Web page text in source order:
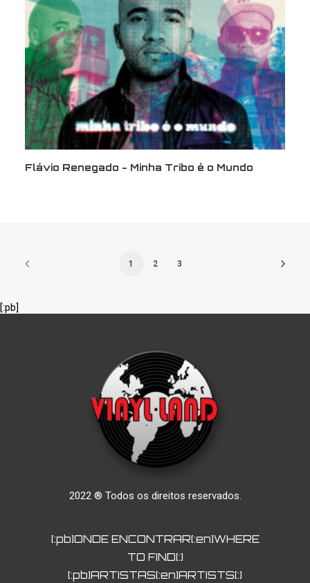
Flávio Renegado - Minha Tribo é o Mundo
1 2 3
[:pb]
2022 ® Todos os direitos reservados.
[:pb]ONDE ENCONTRAR[:en]WHERE
TO FIND[:]
[:pb]ARTISTAS[:en]ARTISTS[:]